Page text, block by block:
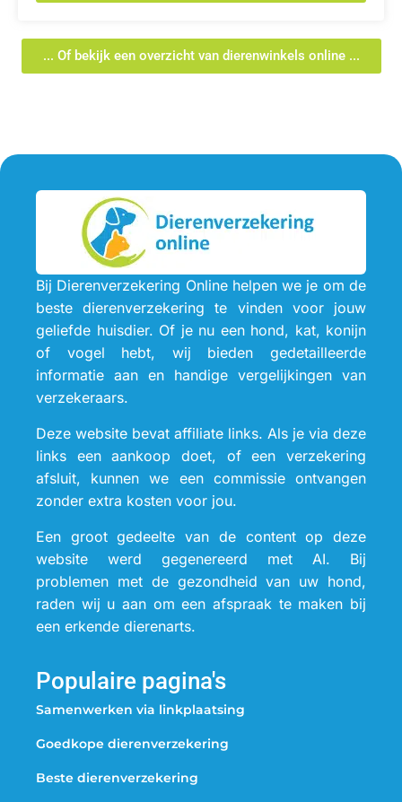
... Of bekijk een overzicht van dierenwinkels online ...
Bij Dierenverzekering Online helpen we je om de
beste dierenverzekering te vinden voor jouw
geliefde huisdier. Of je nu een hond, kat, konijn
of vogel hebt, wij bieden gedetailleerde
informatie aan en handige vergelijkingen van
verzekeraars.
Deze website bevat affiliate links. Als je via deze
links een aankoop doet, of een verzekering
afsluit, kunnen we een commissie ontvangen
zonder extra kosten voor jou.
Een groot gedeelte van de content op deze
website werd gegenereerd met AI. Bij
problemen met de gezondheid van uw hond,
raden wij u aan om een afspraak te maken bij
een erkende dierenarts.
Populaire pagina's
Samenwerken via linkplaatsing
Goedkope dierenverzekering
Beste dierenverzekering